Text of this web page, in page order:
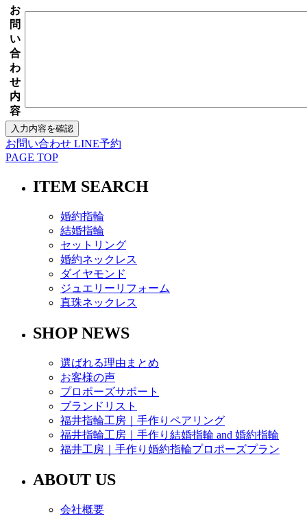
お
問
い
合
わ
せ
内
容
お問い合わせ LINE予約
PAGE TOP
ITEM SEARCH
婚約指輪
結婚指輪
セットリング
婚約ネックレス
ダイヤモンド
ジュエリーリフォーム
真珠ネックレス
SHOP NEWS
選ばれる理由まとめ
お客様の声
プロポーズサポート
ブランドリスト
福井指輪工房｜手作りペアリング
福井指輪工房｜手作り結婚指輪 and 婚約指輪
福井工房｜手作り婚約指輪プロポーズプラン
ABOUT US
会社概要